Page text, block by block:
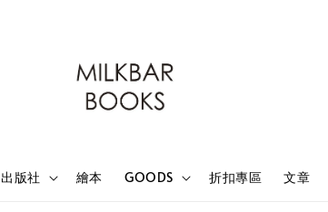
出版社 繪本 GOODS 折扣專區 文章